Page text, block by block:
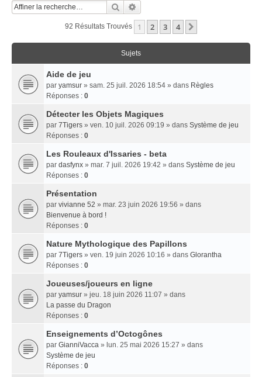
Rechercher
92 Résultats Trouvés 1 2 3 4
Sujets
Aide de jeu
par yamsur » sam. 25 juil. 2026 18:54 » dans Règles
Réponses : 0
Détecter les Objets Magiques
par 7Tigers » ven. 10 juil. 2026 09:19 » dans Système de jeu
Réponses : 0
Les Rouleaux d'Issaries - beta
par dasfynx » mar. 7 juil. 2026 19:42 » dans Système de jeu
Réponses : 0
Présentation
par vivianne 52 » mar. 23 juin 2026 19:56 » dans
Bienvenue à bord !
Réponses : 0
Nature Mythologique des Papillons
par 7Tigers » ven. 19 juin 2026 10:16 » dans Glorantha
Réponses : 0
Joueuses/joueurs en ligne
par yamsur » jeu. 18 juin 2026 11:07 » dans
La passe du Dragon
Réponses : 0
Enseignements dʼOctogônes
par GianniVacca » lun. 25 mai 2026 15:27 » dans
Système de jeu
Réponses : 0